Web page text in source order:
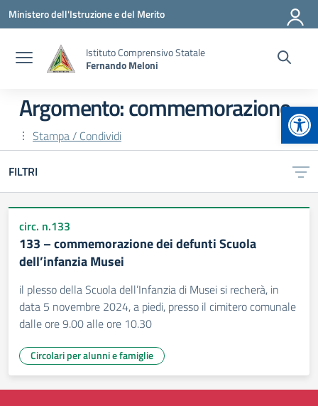
Vai ai contenuti
Vai al menu di navigazione
Vai al footer
Ministero dell'Istruzione e del Merito
Istituto Comprensivo Statale
Fernando Meloni
Argomento: commemorazione
Stampa / Condividi
FILTRI
circ. n.133
133 – commemorazione dei defunti Scuola
dell’infanzia Musei
il plesso della Scuola dell’Infanzia di Musei si recherà, in
data 5 novembre 2024, a piedi, presso il cimitero comunale
dalle ore 9.00 alle ore 10.30
Circolari per alunni e famiglie